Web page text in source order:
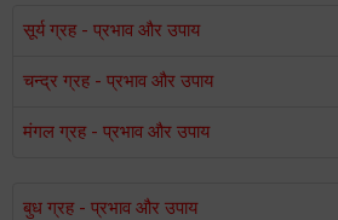
सूर्य ग्रह - प्रभाव और उपाय
चन्द्र ग्रह - प्रभाव और उपाय
मंगल ग्रह - प्रभाव और उपाय
बुध ग्रह - प्रभाव और उपाय